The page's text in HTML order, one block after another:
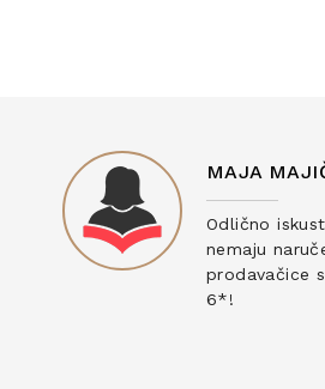
MAJA
Odlično
nemaju
prodavačice
6*!